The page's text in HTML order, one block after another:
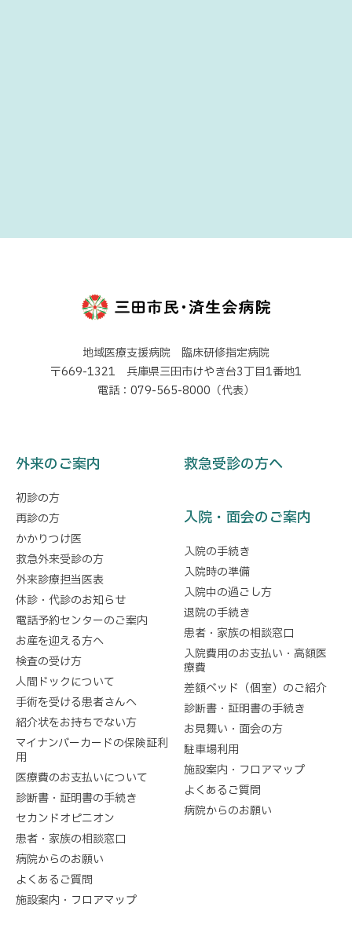
地域医療支援病院 臨床研修指定病院
〒669-1321 兵庫県三田市けやき台3丁目1番地1
電話：079-565-8000（代表）
外来のご案内
初診の方
再診の方
かかりつけ医
救急外来受診の方
外来診療担当医表
休診・代診のお知らせ
電話予約センターのご案内
お産を迎える方へ
検査の受け方
人間ドックについて
手術を受ける患者さんへ
紹介状をお持ちでない方
マイナンバーカードの保険証利
用
医療費のお支払いについて
診断書・証明書の手続き
セカンドオピニオン
患者・家族の相談窓口
病院からのお願い
よくあるご質問
施設案内・フロアマップ
救急受診の方へ
入院・面会のご案内
入院の手続き
入院時の準備
入院中の過ごし方
退院の手続き
患者・家族の相談窓口
入院費用のお支払い・高額医
療費
差額ベッド（個室）のご紹介
診断書・証明書の手続き
お見舞い・面会の方
駐車場利用
施設案内・フロアマップ
よくあるご質問
病院からのお願い